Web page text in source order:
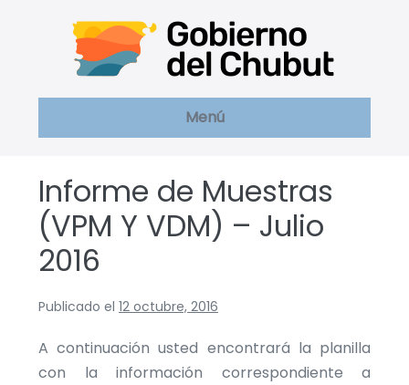
Menú
Informe de Muestras
(VPM Y VDM) – Julio
2016
Publicado el 12 octubre, 2016
A continuación usted encontrará la planilla
con la información correspondiente a